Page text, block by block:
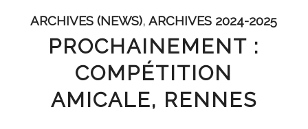
ARCHIVES (NEWS),ARCHIVES 2024-2025
PROCHAINEMENT :
COMPÉTITION
AMICALE, RENNES